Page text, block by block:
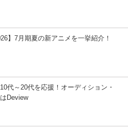
】7月期夏の新アニメを一挙紹介！
代～20代を応援！オーディション・
Deview